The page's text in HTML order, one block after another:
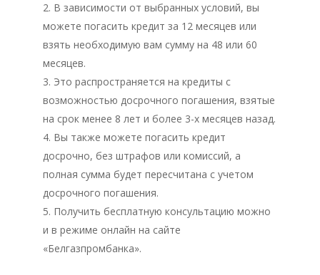
В зависимости от выбранных условий, вы
можете погасить кредит за 12 месяцев или
взять необходимую вам сумму на 48 или 60
месяцев.
Это распространяется на кредиты с
возможностью досрочного погашения, взятые
на срок менее 8 лет и более 3-х месяцев назад.
Вы также можете погасить кредит
досрочно, без штрафов или комиссий, а
полная сумма будет пересчитана с учетом
досрочного погашения.
Получить бесплатную консультацию можно
и в режиме онлайн на сайте
«Белгазпромбанка».